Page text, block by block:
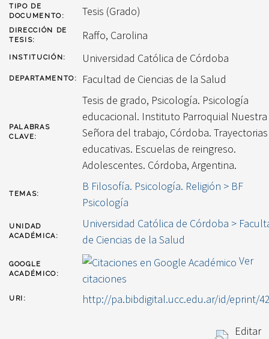
TIPO DE
DOCUMENTO:
Tesis (Grado)
DIRECCIÓN DE
TESIS:
Raffo, Carolina
INSTITUCIÓN: Universidad Católica de Córdoba
DEPARTAMENTO: Facultad de Ciencias de la Salud
PALABRAS
CLAVE:
Tesis de grado, Psicología. Psicología
educacional. Instituto Parroquial Nuestra
Señora del trabajo, Córdoba. Trayectorias
educativas. Escuelas de reingreso.
Adolescentes. Córdoba, Argentina.
TEMAS:
B Filosofía. Psicología. Religión > BF
Psicología
UNIDAD
ACADÉMICA:
Universidad Católica de Córdoba >
de Ciencias de la Salud
GOOGLE
ACADÉMICO:
Ver
citaciones
URI: http://pa.bibdigital.ucc.edu.ar/id/eprint/
Editar